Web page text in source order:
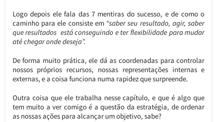
Logo depois ele fala das 7 mentiras do sucesso, e de como o
caminho para ele consiste em “saber seu resultado, agir, saber
que resultados está conseguindo e ter flexibilidade para mudar
até chegar onde deseja”.
De forma muito prática, ele dá as coordenadas para controlar
nossos próprios recursos, nossas representações internas e
externas, e a coisa funciona numa rapidez que surpreende.
Outra coisa que ele trabalha nesse capítulo, e que é algo que
tem muito a ver comigo é a questão da estratégia, de ordenar
as nossas ações para alcançar um objetivo, sabe?